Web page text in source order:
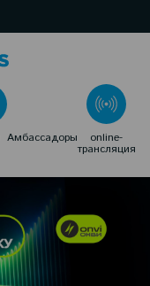
Амбассадоры online-
трансляция